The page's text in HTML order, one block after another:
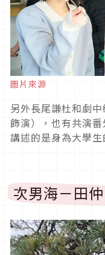
圖片來源
另外長尾謙杜和劇
飾演），也有共演
講述的是身為大學生
次男海－田